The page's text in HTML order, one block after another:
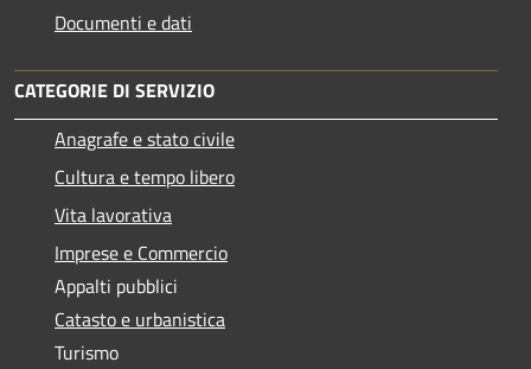
Documenti e dati
CATEGORIE DI SERVIZIO
Anagrafe e stato civile
Cultura e tempo libero
Vita lavorativa
Imprese e Commercio
Appalti pubblici
Catasto e urbanistica
Turismo